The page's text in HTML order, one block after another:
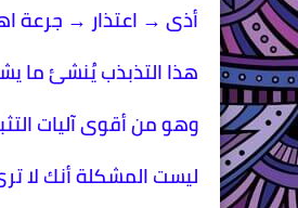
أذى → اعتذار →
هذا التذبذب يُنشئ ما
وهو من أقوى آليات
ليست المشكلة أنك لا